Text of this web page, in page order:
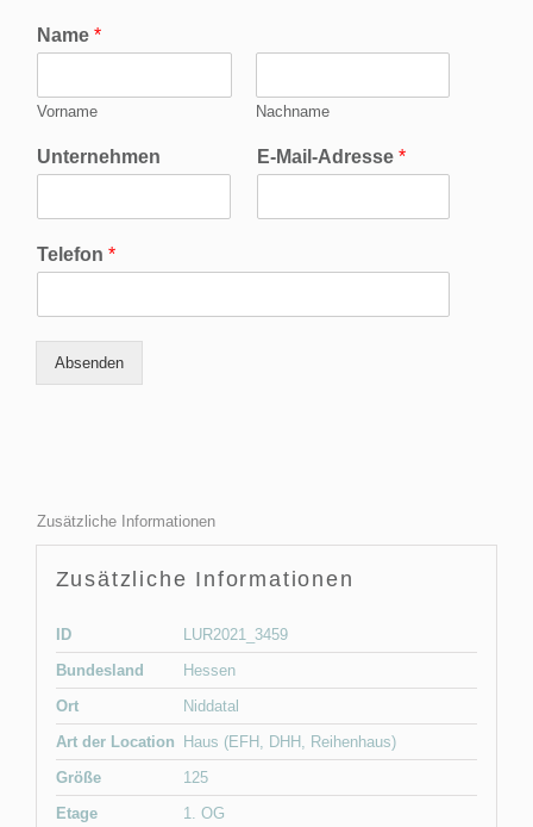
Name *
Vorname Nachname
Unternehmen E-Mail-Adresse *
Telefon *
Absenden
Zusätzliche Informationen
Zusätzliche Informationen
ID
LUR2021_3459
Bundesland
Hessen
Ort
Niddatal
Art der Location
Haus (EFH, DHH, Reihenhaus)
Größe
125
Etage
1. OG